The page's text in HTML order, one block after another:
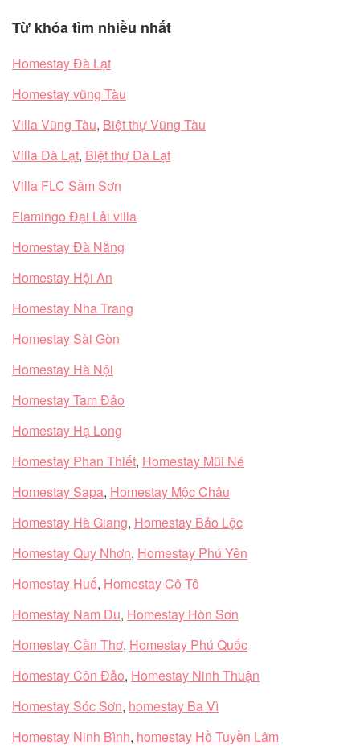
Từ khóa tìm nhiều nhất
Homestay Đà Lạt
Homestay vũng Tàu
Villa Vũng Tàu, Biệt thự Vũng Tàu
Villa Đà Lạt, Biệt thự Đà Lạt
Villa FLC Sầm Sơn
Flamingo Đại Lải villa
Homestay Đà Nẵng
Homestay Hội An
Homestay Nha Trang
Homestay Sài Gòn
Homestay Hà Nội
Homestay Tam Đảo
Homestay Hạ Long
Homestay Phan Thiết, Homestay Mũi Né
Homestay Sapa, Homestay Mộc Châu
Homestay Hà Giang, Homestay Bảo Lộc
Homestay Quy Nhơn, Homestay Phú Yên
Homestay Huế, Homestay Cô Tô
Homestay Nam Du, Homestay Hòn Sơn
Homestay Cần Thơ, Homestay Phú Quốc
Homestay Côn Đảo, Homestay Ninh Thuận
Homestay Sóc Sơn, homestay Ba Vì
Homestay Ninh Bình, homestay Hồ Tuyền Lâm